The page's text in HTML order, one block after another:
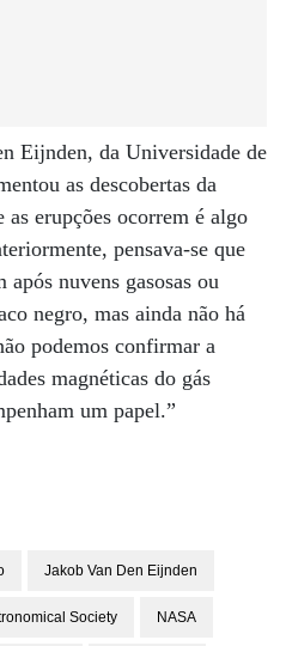
Eijnden, da Universidade de
as descobertas da
as erupções ocorrem é algo
pensava-se que
após nuvens gasosas ou
negro, mas ainda não há
podemos confirmar a
magnéticas do gás
um papel.”
Jakob Van Den Eijnden
Society NASA